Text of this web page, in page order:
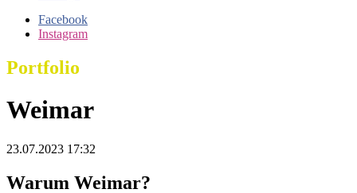
Facebook
Instagram
Portfolio
Weimar
23.07.2023 17:32
Warum Weimar?